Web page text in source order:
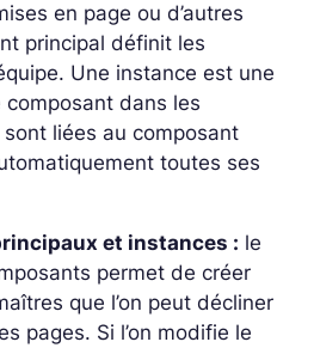
en page ou d’autres
principal définit les
Une instance est une
dans les
liées au composant
toutes ses
et instances : le
permet de créer
que l’on peut décliner
pages. Si l’on modifie le